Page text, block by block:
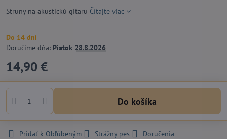
Struny na akustickú gitaru Čítajte viac
Do 14 dní
Doručíme dňa: Piatok 28.8.2026
14,90 €
Do košíka
Pridať k Obľúbeným Strážny pes
Doručenia